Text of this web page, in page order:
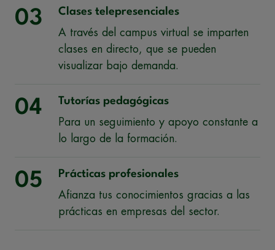
03
Clases telepresenciales
A través del campus virtual se imparten
clases en directo, que se pueden
visualizar bajo demanda.
04
Tutorías pedagógicas
Para un seguimiento y apoyo constante a
lo largo de la formación.
05
Prácticas profesionales
Afianza tus conocimientos gracias a las
prácticas en empresas del sector.